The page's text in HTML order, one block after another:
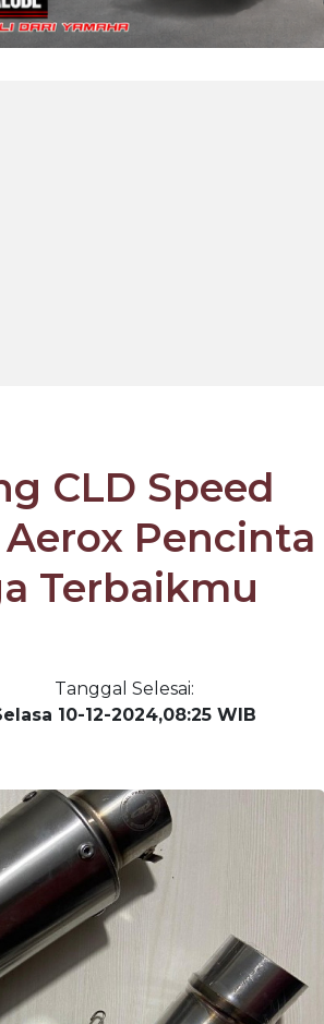
CLD Speed
Pencinta
Terbaikmu
Tanggal Selesai:
10-12-2024,08:25 WIB